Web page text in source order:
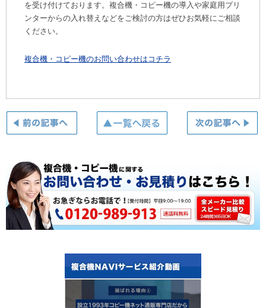
を受け付けております。複合機・コピー機の導入や家庭用プリ
ンターからの入れ替えなどをご検討の方はぜひお気軽にご相談
ください。
複合機・コピー機のお問い合わせはコチラ